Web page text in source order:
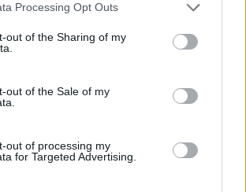
Processing Opt Outs
out of the Sharing of my
out of the Sale of my
out of processing my
for Targeted Advertising.
κορυφαίος στρατηγός του Τραμπ
από το Ιράν
τους όρους του Ιράν»
– Καταγγέλει αυθαιρεσία και